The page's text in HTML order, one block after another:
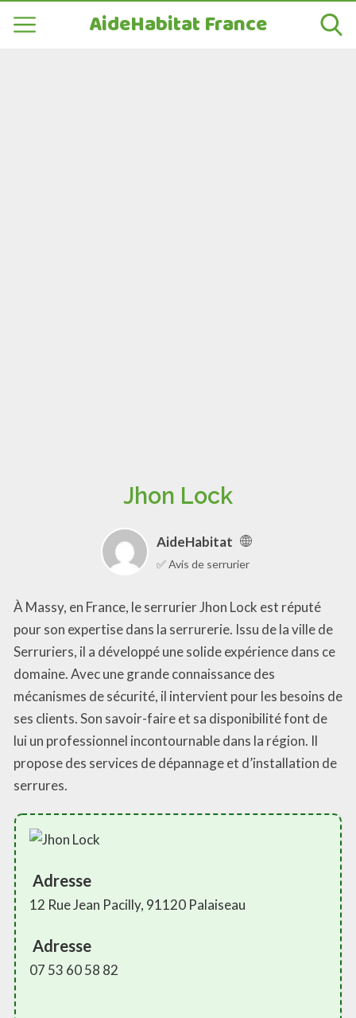
AideHabitat France
Jhon Lock
AideHabitat
✅ Avis de serrurier
À Massy, en France, le serrurier Jhon Lock est réputé
pour son expertise dans la serrurerie. Issu de la ville de
Serruriers, il a développé une solide expérience dans ce
domaine. Avec une grande connaissance des
mécanismes de sécurité, il intervient pour les besoins de
ses clients. Son savoir-faire et sa disponibilité font de
lui un professionnel incontournable dans la région. Il
propose des services de dépannage et d’installation de
serrures.
Adresse
12 Rue Jean Pacilly, 91120 Palaiseau
Adresse
07 53 60 58 82